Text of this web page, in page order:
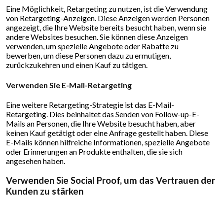
Eine Möglichkeit, Retargeting zu nutzen, ist die Verwendung
von Retargeting-Anzeigen. Diese Anzeigen werden Personen
angezeigt, die Ihre Website bereits besucht haben, wenn sie
andere Websites besuchen. Sie können diese Anzeigen
verwenden, um spezielle Angebote oder Rabatte zu
bewerben, um diese Personen dazu zu ermutigen,
zurückzukehren und einen Kauf zu tätigen.
Verwenden Sie E-Mail-Retargeting
Eine weitere Retargeting-Strategie ist das E-Mail-
Retargeting. Dies beinhaltet das Senden von Follow-up-E-
Mails an Personen, die Ihre Website besucht haben, aber
keinen Kauf getätigt oder eine Anfrage gestellt haben. Diese
E-Mails können hilfreiche Informationen, spezielle Angebote
oder Erinnerungen an Produkte enthalten, die sie sich
angesehen haben.
Verwenden Sie Social Proof, um das Vertrauen der
Kunden zu stärken